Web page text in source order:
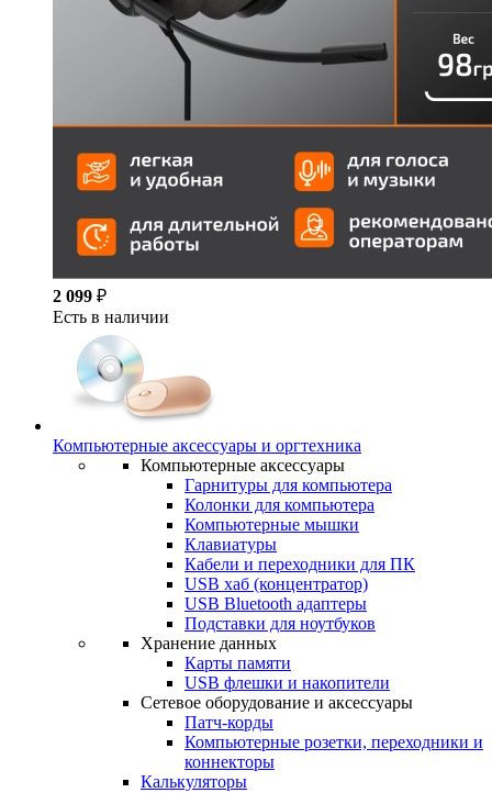
2 099 ₽
Есть в наличии
Компьютерные аксессуары и оргтехника
Компьютерные аксессуары
Гарнитуры для компьютера
Колонки для компьютера
Компьютерные мышки
Клавиатуры
Кабели и переходники для ПК
USB хаб (концентратор)
USB Bluetooth адаптеры
Подставки для ноутбуков
Хранение данных
Карты памяти
USB флешки и накопители
Сетевое оборудование и аксессуары
Патч-корды
Компьютерные розетки, переходники и
коннекторы
Калькуляторы